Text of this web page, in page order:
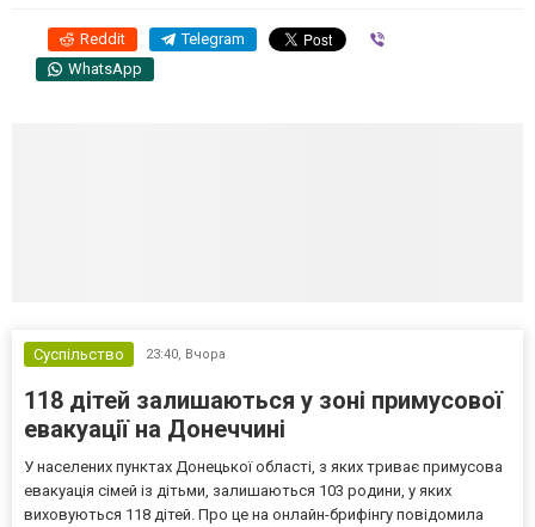
Reddit Telegram
WhatsApp
Суспільство 23:40, Вчора
118 дітей залишаються у зоні примусової
евакуації на Донеччині
У населених пунктах Донецької області, з яких триває примусова
евакуація сімей із дітьми, залишаються 103 родини, у яких
виховуються 118 дітей. Про це на онлайн-брифінгу повідомила